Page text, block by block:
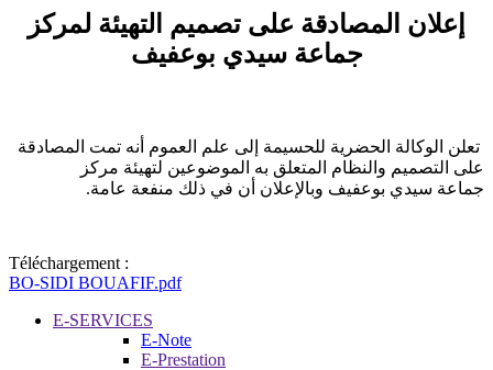
إعلان المصادقة على تصميم التهيئة لمركز
جماعة سيدي بوعفيف
تعلن الوكالة الحضرية للحسيمة إلى علم العموم أنه تمت المصادقة
على التصميم والنظام المتعلق به الموضوعين لتهيئة مركز
جماعة سيدي بوعفيف وبالإعلان أن في ذلك منفعة عامة.
Téléchargement :
BO-SIDI BOUAFIF.pdf
E-SERVICES
E-Note
E-Prestation